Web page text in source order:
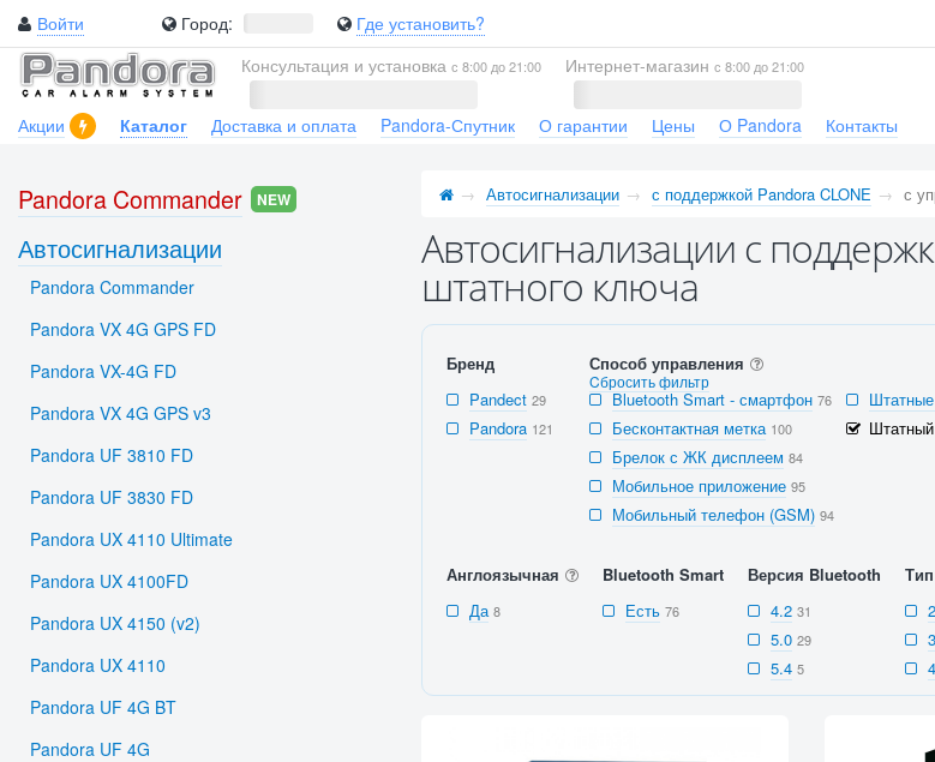
Войти Город: Где установить?
Консультация и установка с 8:00 до 21:00 Интернет-магазин с 8:00 до 21:00
Акции
Каталог Доставка и оплата Pandora-Спутник О гарантии Цены О Pandora Контакты
Автосигнализации с поддержкой Pandora CLONE с
Автосигнализации с
штатного ключа
Бренд
Pandect 29
Pandora 121
Способ управления
Cбросить фильтр
Bluetooth Smart - смартфон 76
Бесконтактная метка 100
Брелок с ЖК дисплеем 84
Мобильное приложение 95
Мобильный телефон (GSM) 94
Англоязычная
Да 8
Bluetooth Smart
Есть 76
Версия Bluetooth
4.2 31
5.0 29
5.4 5
Pandora Commander NEW
Автосигнализации
Pandora Commander
Pandora VX 4G GPS FD
Pandora VX-4G FD
Pandora VX 4G GPS v3
Pandora UF 3810 FD
Pandora UF 3830 FD
Pandora UX 4110 Ultimate
Pandora UX 4100FD
Pandora UX 4150 (v2)
Pandora UX 4110
Pandora UF 4G BT
Pandora UF 4G